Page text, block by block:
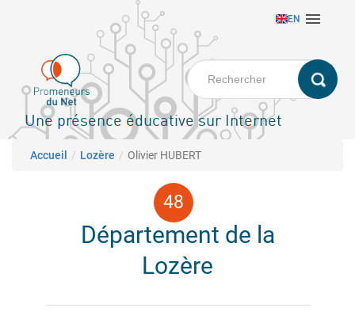
principal
EN 
Une présence éducative sur Internet
Fil d'Ariane
Accueil Lozère Olivier HUBERT
Département de la
Lozère